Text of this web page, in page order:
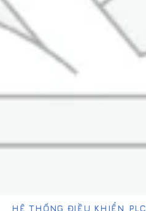
HỆ THỐNG ĐIỀU KHIỂN PLC